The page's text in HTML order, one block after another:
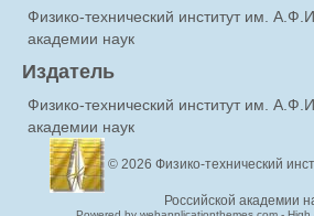
Физико-технический институт им.
академии наук
Издатель
Физико-технический институт им.
академии наук
© 2026 Физико-технический
Российской академии